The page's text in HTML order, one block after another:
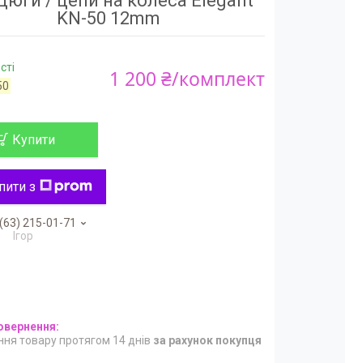
KN-50 12mm
1 200 ₴/комплект
Купити
з
215-01-71
Ігор
товару протягом 14 днів за рахунок покупця